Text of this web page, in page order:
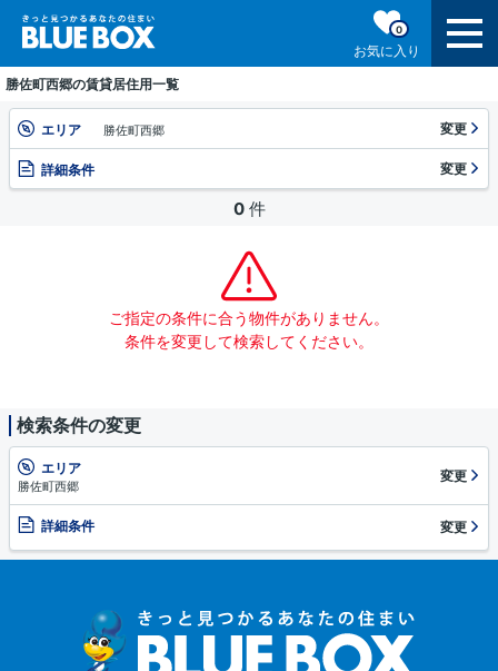
お気に入り
0
勝佐町西郷の賃貸居住用一覧
エリア 勝佐町西郷 変更
詳細条件 変更
0 件
ご指定の条件に合う物件がありません。
条件を変更して検索してください。
検索条件の変更
エリア
勝佐町西郷
変更
詳細条件 変更